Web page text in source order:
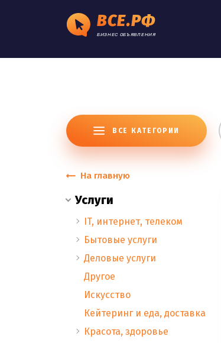
ВСЕ.РФ
БИЗНЕС ОБЪЯВЛЕНИЯ
ВСЕ КАТЕГОРИИ
На главную
Услуги
IT, интернет, телеком
Бытовые услуги
Деловые услуги
Другое
Искусство
Кейтеринг и еда, доставка
Красота, здоровье